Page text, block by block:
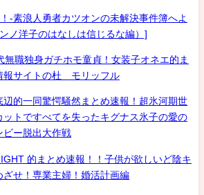
-素浪人勇者カツオンの未解決事件簿へよ
ノ洋子のはなしは信じるな編）]
独身ガチホモ童貞！女装子オネエ的ま
報サイトの杜 モリッフル
的一同驚愕騒然まとめ速報！超氷河期世
トですべてを失ったキグナス氷子の愛の
ビー脱出大作戦
的まとめ速報！！子供が欲しいど陰キ
ざせ！専業主婦！婚活計画編